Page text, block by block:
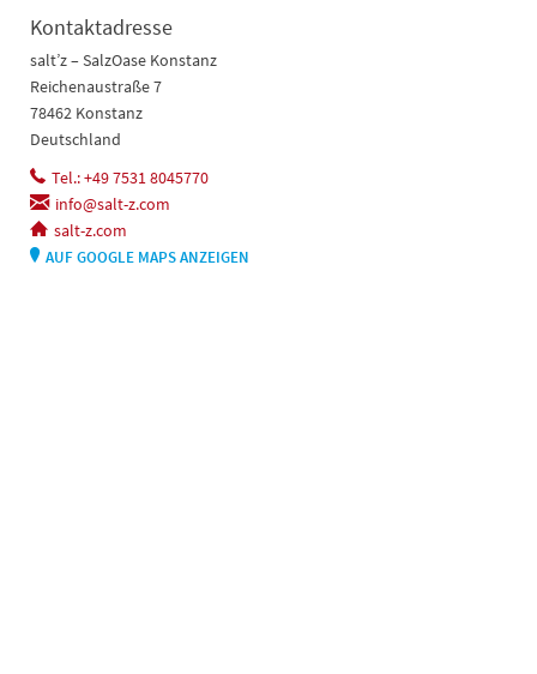
Kontaktadresse
salt’z – SalzOase Konstanz
Reichenaustraße 7
78462 Konstanz
Deutschland
Tel.: +49 7531 8045770
info@salt-z.com
salt-z.com
AUF GOOGLE MAPS ANZEIGEN